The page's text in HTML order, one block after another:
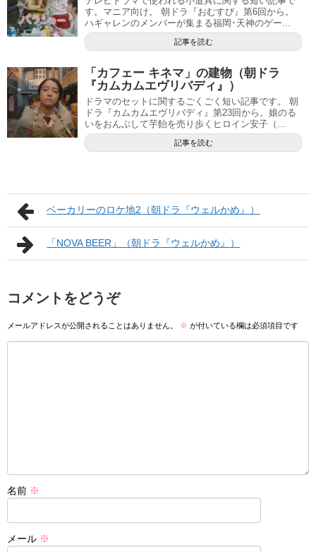
す。マニア向け。 朝ドラ『おむすび』第6回から。
ハギャレンのメンバーが集まる福岡･天神のゲー...
記事を読む
「カフェー キネマ」の建物（朝ドラ
『カムカムエヴリバディ』）
ドラマのセットに関するごくごく短い記事です。 朝
ドラ『カムカムエヴリバディ』第23回から。娘のる
いをおんぶして芋飴を売り歩くヒロイン安子（...
記事を読む
ベーカリーのロケ地2（朝ドラ『ウェルかめ』）
「NOVA BEER」（朝ドラ『ウェルかめ』）
コメントをどうぞ
メールアドレスが公開されることはありません。 ※ が付いている欄は必須項目です
名前 ※
メール ※